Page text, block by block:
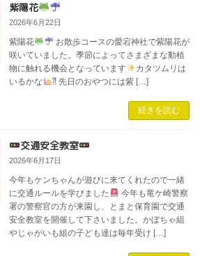
紫陽花
2026年6月22日
紫陽花
お散歩コースの愛宕神社で紫陽花が
咲いていました。季節によってさまざまな動植
物に触れる機会となっています
カタツムリは
いるかな
⁈ 先日のおやつには紫 […]
続きを読む
交通安全教室
2026年6月17日
今年もケンちゃんが遊びに来てくれたので一緒
に交通ルールを学びました
今年も竜ケ崎警察
署の警察官の方が来園し、とまと保育園で交通
安全教室を開催して下さいました。かぼちゃ組
やじゃがいも組の子ども達は毎年受け […]